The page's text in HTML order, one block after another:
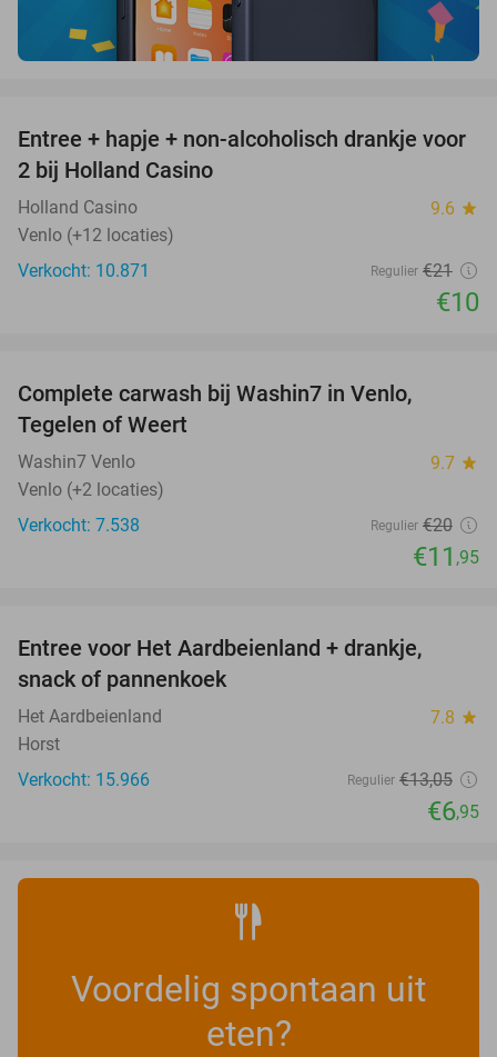
52%
Entree + hapje + non-alcoholisch drankje voor
2 bij Holland Casino
Holland Casino 9.6 star
Venlo (+12 locaties)
Verkocht: 10.871
Regulier €21
€10
Complete carwash bij Washin7 in Venlo,
Tegelen of Weert
Washin7 Venlo 9.7 star
Venlo (+2 locaties)
Verkocht: 7.538
Regulier €20
€11 ,95
Entree voor Het Aardbeienland + drankje,
snack of pannenkoek
Het Aardbeienland 7.8 star
Horst
Verkocht: 15.966
Regulier €13,05
€6,95
Voordelig spontaan uit
eten?